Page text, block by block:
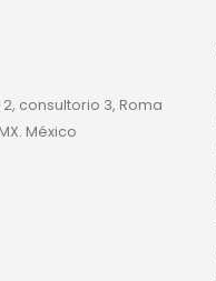
consultorio 3, Roma
México